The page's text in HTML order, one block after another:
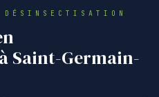
Saint-Germain-